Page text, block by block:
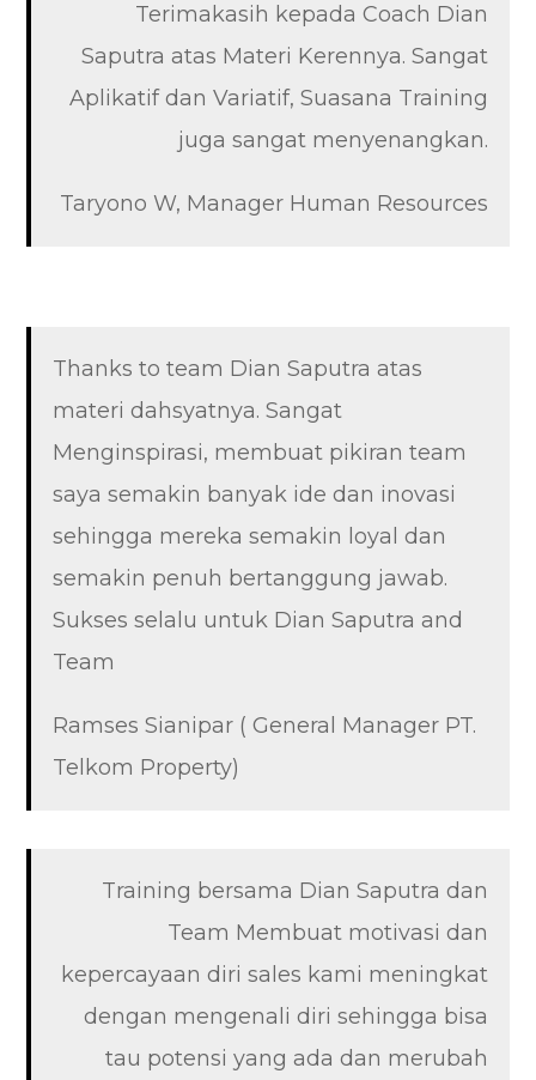
Terimakasih kepada Coach Dian
Saputra atas Materi Kerennya. Sangat
Aplikatif dan Variatif, Suasana Training
juga sangat menyenangkan.
Taryono W, Manager Human Resources
Thanks to team Dian Saputra atas
materi dahsyatnya. Sangat
Menginspirasi, membuat pikiran team
saya semakin banyak ide dan inovasi
sehingga mereka semakin loyal dan
semakin penuh bertanggung jawab.
Sukses selalu untuk Dian Saputra and
Team
Ramses Sianipar ( General Manager PT.
Telkom Property)
Training bersama Dian Saputra dan
Team Membuat motivasi dan
kepercayaan diri sales kami meningkat
dengan mengenali diri sehingga bisa
tau potensi yang ada dan merubah